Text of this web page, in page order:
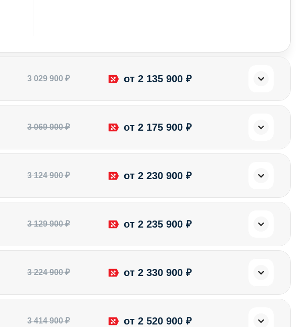
3 029 900 ₽ от 2 135 900 ₽
3 069 900 ₽ от 2 175 900 ₽
3 124 900 ₽ от 2 230 900 ₽
3 129 900 ₽ от 2 235 900 ₽
3 224 900 ₽ от 2 330 900 ₽
3 414 900 ₽ от 2 520 900 ₽